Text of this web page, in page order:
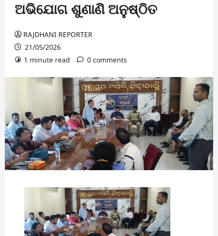
ଅଭିଯୋଗ ଶୁଣାଣି ଅନୁଷ୍ଠିତ
RAJDHANI REPORTER
21/05/2026
1 minute read
0 comments